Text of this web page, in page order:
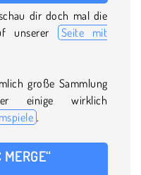
dir doch mal die
unserer
Seite mit
große Sammlung
einige wirklich
.